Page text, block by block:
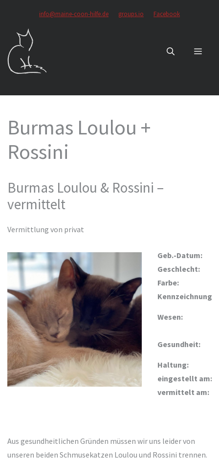
springen
info@maine-coon-hilfe.de groups.io Facebook
Burmas Loulou +
Rossini
Burmas Loulou & Rossini –
vermittelt
Vermittlung von privat
Geb.-Datum:
Geschlecht:
Farbe:
Kennzeichnung:
Wesen:
Gesundheit:
Haltung:
eingestellt am:
vermittelt am:
Aus gesundheitlichen Gründen müssen wir uns leider von
unseren beiden Schmusekatzen Loulou und Rossini trennen.